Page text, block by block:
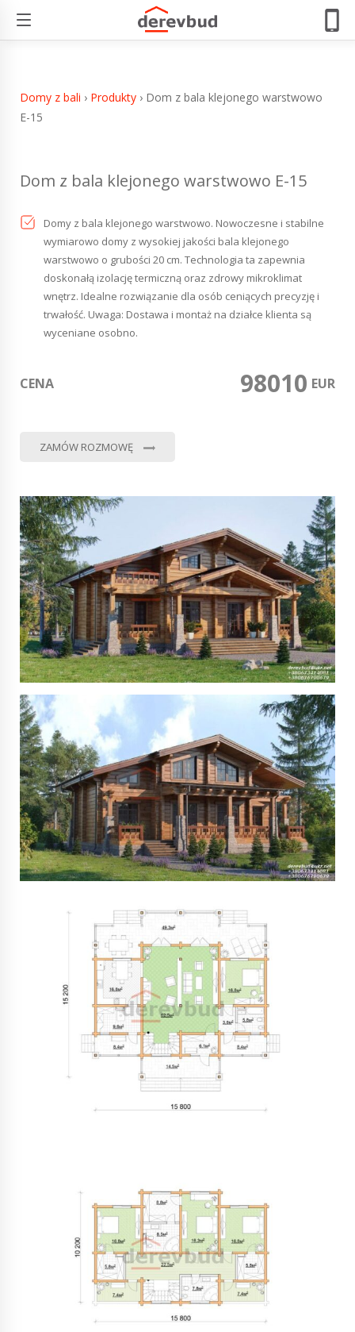
Dom z bala klejonego warstwowo E-15
Domy z bali › Produkty › Dom z bala klejonego warstwowo
E-15
Dom z bala klejonego warstwowo E-15
Domy z bala klejonego warstwowo. Nowoczesne i stabilne
wymiarowo domy z wysokiej jakości bala klejonego
warstwowo o grubości 20 cm. Technologia ta zapewnia
doskonałą izolację termiczną oraz zdrowy mikroklimat
wnętrz. Idealne rozwiązanie dla osób ceniących precyzję i
trwałość. Uwaga: Dostawa i montaż na działce klienta są
wyceniane osobno.
CENA 98010 EUR
ZAMÓW ROZMOWĘ